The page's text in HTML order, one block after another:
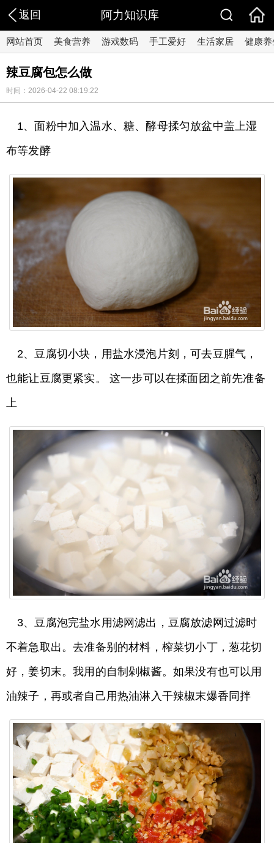
返回 阿力知识库
网站首页 美食营养 游戏数码 手工爱好 生活家居 健康养
辣豆腐包怎么做
时间：2026-04-22 08:19:22
1、面粉中加入温水、糖、酵母揉匀放盆中盖上湿
布等发酵
2、豆腐切小块，用盐水浸泡片刻，可去豆腥气，
也能让豆腐更紧实。 这一步可以在揉面团之前先准备
上
3、豆腐泡完盐水用滤网滤出，豆腐放滤网过滤时
不着急取出。去准备别的材料，榨菜切小丁，葱花切
好，姜切末。我用的自制剁椒酱。如果没有也可以用
油辣子，再或者自己用热油淋入干辣椒末爆香同拌